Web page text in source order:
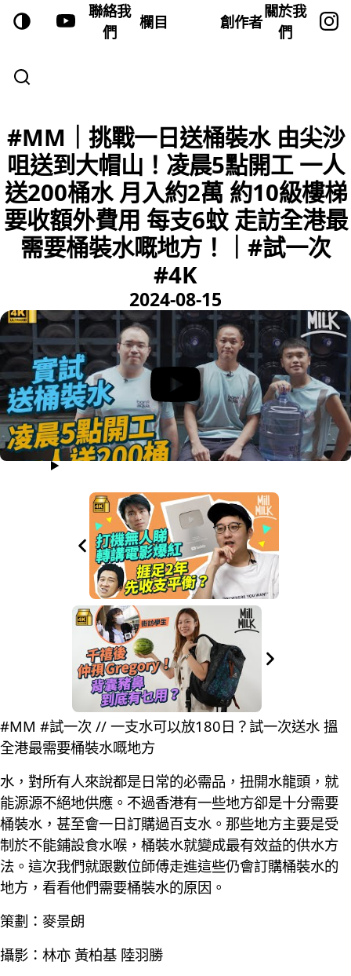
聯絡我
們
欄目 創作者
關於我
們
#MM｜挑戰一日送桶裝水 由尖沙
咀送到大帽山！凌晨5點開工 一人
送200桶水 月入約2萬 約10級樓梯
要收額外費用 每支6蚊 走訪全港最
需要桶裝水嘅地方！｜#試一次
#4K
2024-08-15
#MM #試一次 // 一支水可以放180日？試一次送水 搵
全港最需要桶裝水嘅地方
水，對所有人來說都是日常的必需品，扭開水龍頭，就
能源源不絕地供應。不過香港有一些地方卻是十分需要
桶裝水，甚至會一日訂購過百支水。那些地方主要是受
制於不能鋪設食水喉，桶裝水就變成最有效益的供水方
法。這次我們就跟數位師傅走進這些仍會訂購桶裝水的
地方，看看他們需要桶裝水的原因。
策劃：麥景朗
攝影：林亦 黃柏基 陸羽勝